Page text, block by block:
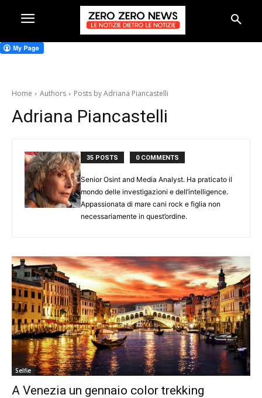
Home Authors Posts by Adriana Piancastelli
Adriana Piancastelli
35 POSTS 0 COMMENTS
Senior Osint and Media Analyst. Ha praticato il
mondo delle investigazioni e dell’intelligence.
Appassionata di mare cani rock e figlia non
necessariamente in quest’ordine.
Selfie
A Venezia un gennaio color trekking